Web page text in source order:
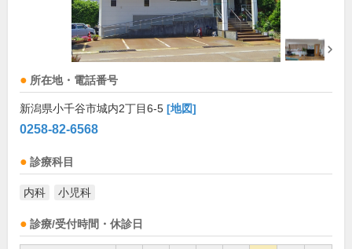
所在地・電話番号
新潟県小千谷市城内2丁目6-5 [地図]
0258-82-6568
診療科目
内科 小児科
診療/受付時間・休診日